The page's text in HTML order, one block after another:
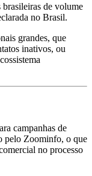
brasileiras de volume
no Brasil.
grandes, que
inativos, ou
campanhas de
pelo Zoominfo, o que
no processo